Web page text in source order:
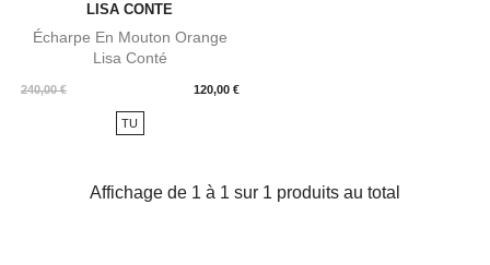
LISA CONTE
Écharpe En Mouton Orange
Lisa Conté
240,00 € 120,00 €
Prix
TU
Affichage de 1 à 1 sur 1 produits au total